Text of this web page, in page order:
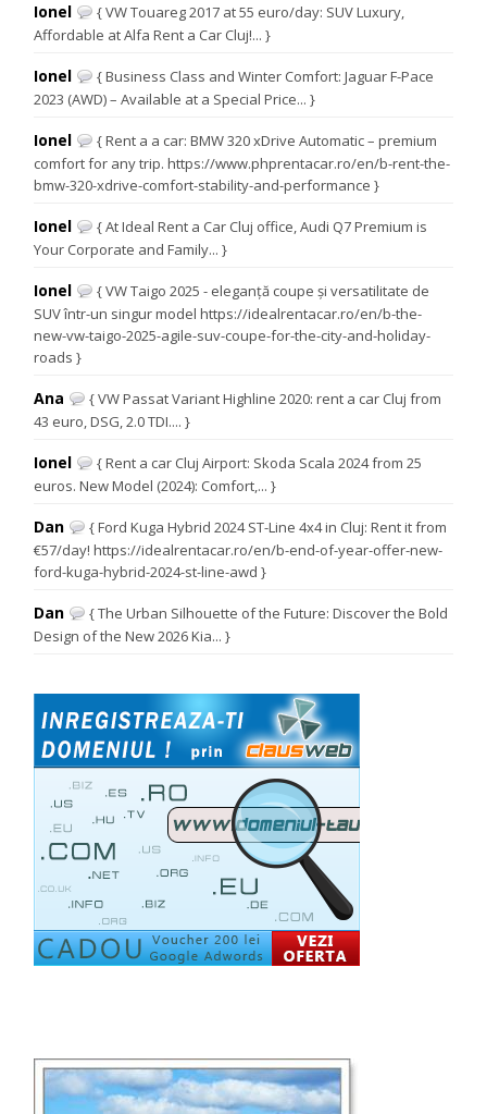
Ionel
{ VW Touareg 2017 at 55 euro/day: SUV Luxury,
Affordable at Alfa Rent a Car Cluj!... }
Ionel
{ Business Class and Winter Comfort: Jaguar F-Pace
2023 (AWD) – Available at a Special Price... }
Ionel
{ Rent a a car: BMW 320 xDrive Automatic – premium
comfort for any trip. https://www.phprentacar.ro/en/b-rent-the-
bmw-320-xdrive-comfort-stability-and-performance }
Ionel
{ At Ideal Rent a Car Cluj office, Audi Q7 Premium is
Your Corporate and Family... }
Ionel
{ VW Taigo 2025 - eleganță coupe și versatilitate de
SUV într-un singur model https://idealrentacar.ro/en/b-the-
new-vw-taigo-2025-agile-suv-coupe-for-the-city-and-holiday-
roads }
Ana
{ VW Passat Variant Highline 2020: rent a car Cluj from
43 euro, DSG, 2.0 TDI.... }
Ionel
{ Rent a car Cluj Airport: Skoda Scala 2024 from 25
euros. New Model (2024): Comfort,... }
Dan
{ Ford Kuga Hybrid 2024 ST-Line 4x4 in Cluj: Rent it from
€57/day! https://idealrentacar.ro/en/b-end-of-year-offer-new-
ford-kuga-hybrid-2024-st-line-awd }
Dan
{ The Urban Silhouette of the Future: Discover the Bold
Design of the New 2026 Kia... }